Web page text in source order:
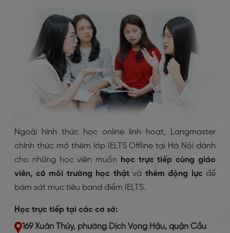
Ngoài hình thức học online linh hoạt, Langmaster
chính thức mở thêm lớp IELTS Offline tại Hà Nội dành
cho những học viên muốn
học trực tiếp cùng giáo
viên, có môi trường học thật và thêm động lực để
bám sát mục tiêu band điểm IELTS.
Học trực tiếp tại các cơ sở:
169 Xuân Thủy, phường Dịch Vọng Hậu, quận Cầu